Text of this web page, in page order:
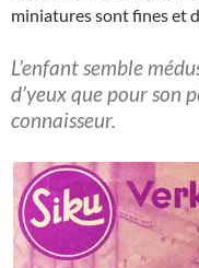
miniatures sont fines et
L’enfant semble
d’yeux que pour son
connaisseur.